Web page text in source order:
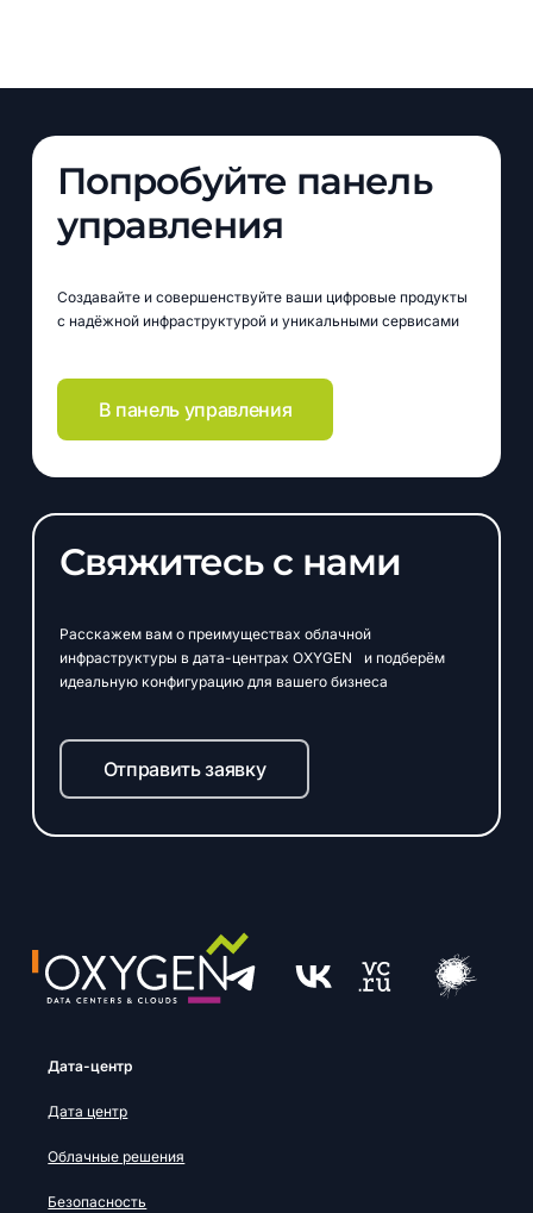
Попробуйте панель
управления
Создавайте и совершенствуйте ваши цифровые продукты
с надёжной инфраструктурой и уникальными сервисами
В панель управления
Свяжитесь с нами
Расскажем вам о преимуществах облачной
инфраструктуры в дата-центрах OXYGEN и подберём
идеальную конфигурацию для вашего бизнеса
Отправить заявку
Дата-центр
Дата центр
Облачные решения
Безопасность